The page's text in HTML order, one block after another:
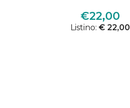
€22,00
Listino:€ 22,00